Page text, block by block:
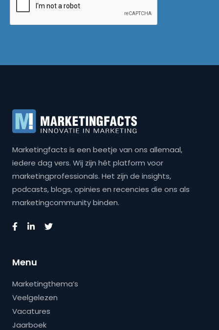
Marketingfacts is een beetje van ons allemaal,
iedere dag vers. Wij zijn hét platform voor
marketingprofessionals. Het zijn de insights,
podcasts, blogs, opinies en recencies die ons als
marketingcommunity binden.
Menu
Marketingthema’s
Veelgelezen
Vacatures
Jaarboek